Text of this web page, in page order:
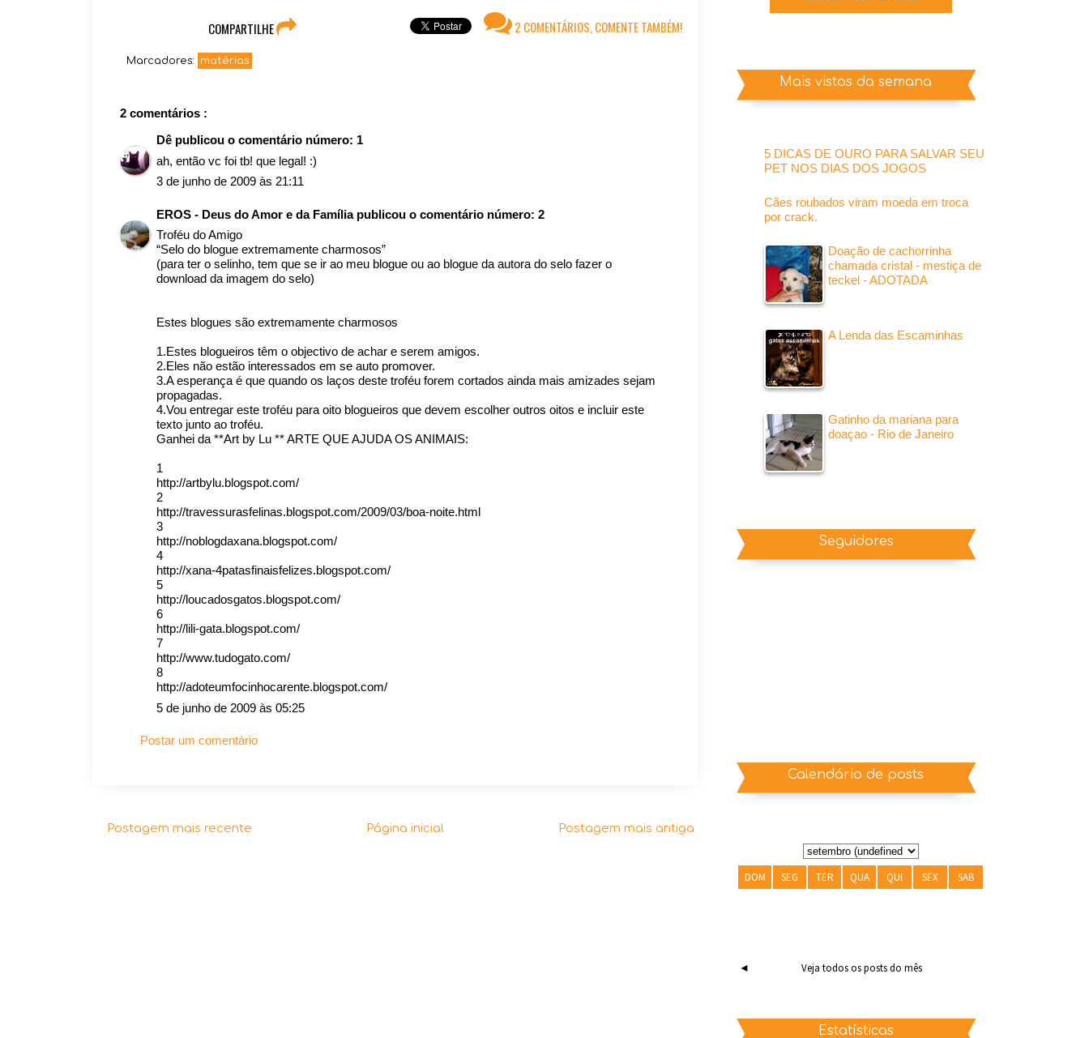
2 COMENTÁRIOS, COMENTE TAMBÉM!
COMPARTILHE
Marcadores: matérias
2 comentários :
Dê publicou o comentário número: 1
ah, então vc foi tb! que legal! :)
3 de junho de 2009 às 21:11
EROS - Deus do Amor e da Família publicou o comentário número: 2
Troféu do Amigo
“Selo do blogue extremamente charmosos”
(para ter o selinho, tem que se ir ao meu blogue ou ao blogue da autora do selo fazer o
download da imagem do selo)
Estes blogues são extremamente charmosos
1.Estes blogueiros têm o objectivo de achar e serem amigos.
2.Eles não estão interessados em se auto promover.
3.A esperança é que quando os laços deste troféu forem cortados ainda mais amizades sejam
propagadas.
4.Vou entregar este troféu para oito blogueiros que devem escolher outros oitos e incluir este
texto junto ao troféu.
Ganhei da **Art by Lu ** ARTE QUE AJUDA OS ANIMAIS:
1
http://artbylu.blogspot.com/
2
http://travessurasfelinas.blogspot.com/2009/03/boa-noite.html
3
http://noblogdaxana.blogspot.com/
4
http://xana-4patasfinaisfelizes.blogspot.com/
5
http://loucadosgatos.blogspot.com/
6
http://lili-gata.blogspot.com/
7
http://www.tudogato.com/
8
http://adoteumfocinhocarente.blogspot.com/
5 de junho de 2009 às 05:25
Postar um comentário
Postagem mais recente Postagem mais antiga
Página inicial
Mais vistos da semana
5 DICAS DE OURO PARA SALVAR SEU
PET NOS DIAS DOS JOGOS
Cães roubados viram moeda em troca
por crack.
Doação de cachorrinha
chamada cristal - mestiça de
teckel - ADOTADA
A Lenda das Escaminhas
Gatinho da mariana para
doaçao - Rio de Janeiro
Seguidores
Calendário de posts
DOM SEG TER QUA QUI SEX SAB
◄ Veja todos os posts do mês
Estatísticas